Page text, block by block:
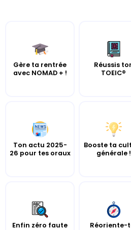
Gère ta rentrée
avec NOMAD + !
Réussis
TOEIC®
Ton actu 2025-
26 pour tes oraux
Booste ta
générale !
Enfin zéro faute
Réoriente-